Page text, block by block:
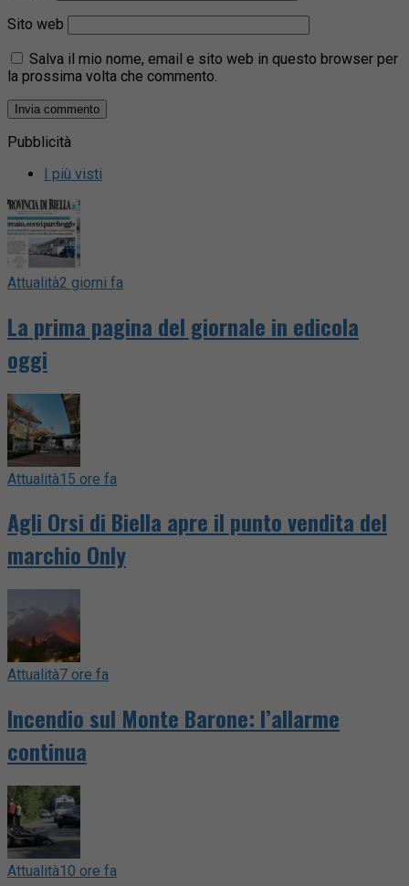
Sito web
Salva il mio nome, email e sito web in questo browser per
la prossima volta che commento.
Pubblicità
I più visti
Attualità2 giorni fa
La prima pagina del giornale in edicola
oggi
Attualità15 ore fa
Agli Orsi di Biella apre il punto vendita del
marchio Only
Attualità7 ore fa
Incendio sul Monte Barone: l’allarme
continua
Attualità10 ore fa